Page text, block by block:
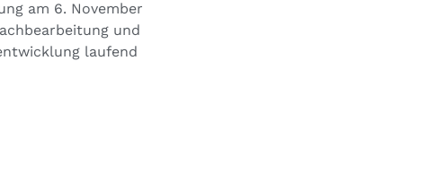
am 6. November
und
laufend